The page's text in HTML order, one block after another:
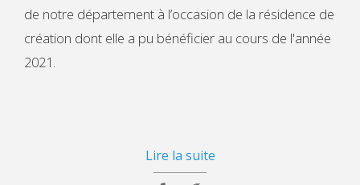
de notre département à l’occasion de la résidence de
création dont elle a pu bénéficier au cours de l'année
2021.
Lire la suite